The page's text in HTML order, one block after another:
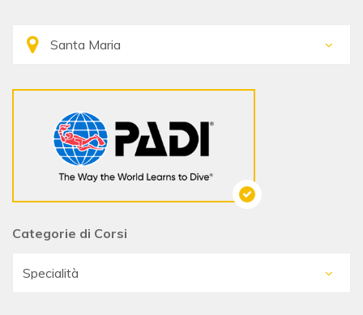
Categorie di Corsi